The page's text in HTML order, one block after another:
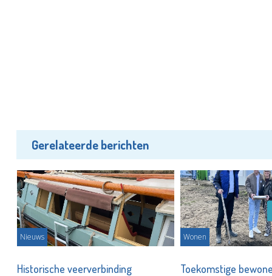
Gerelateerde berichten
Nieuws
Historische veerverbinding
Wonen
Toekomstige